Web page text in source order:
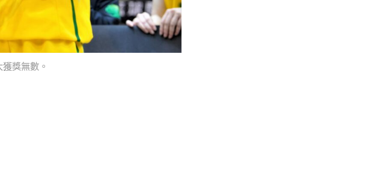
獎無數。